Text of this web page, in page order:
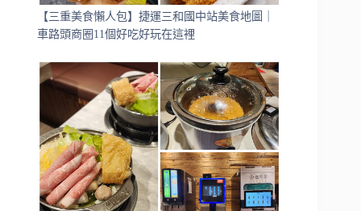
【三重美食懶人包】捷運三和國中站美食地圖｜
車路頭商圈11個好吃好玩在這裡